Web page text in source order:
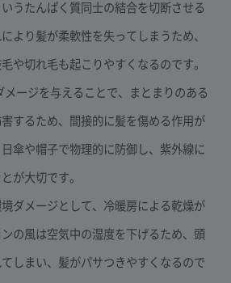
うたんぱく質同士の結合を切断させる
より髪が柔軟性を失ってしまうため、
や切れ毛も起こりやすくなるのです。
メージを与えることで、まとまりのある
するため、間接的に髪を傷める作用が
傘や帽子で物理的に防御し、紫外線に
が大切です。
ダメージとして、冷暖房による乾燥が
の風は空気中の湿度を下げるため、頭
しまい、髪がパサつきやすくなるので